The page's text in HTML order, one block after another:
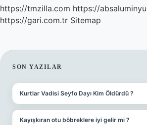
Hakkımızda
https://tmzilla.com https://
https://gari.com.tr Sitemap
SIDEBAR
SON YAZILAR
Kurtlar Vadisi Seyfo Dayı Kim Öldürdü ?
Kayışkıran otu böbreklere iyi gelir mi ?